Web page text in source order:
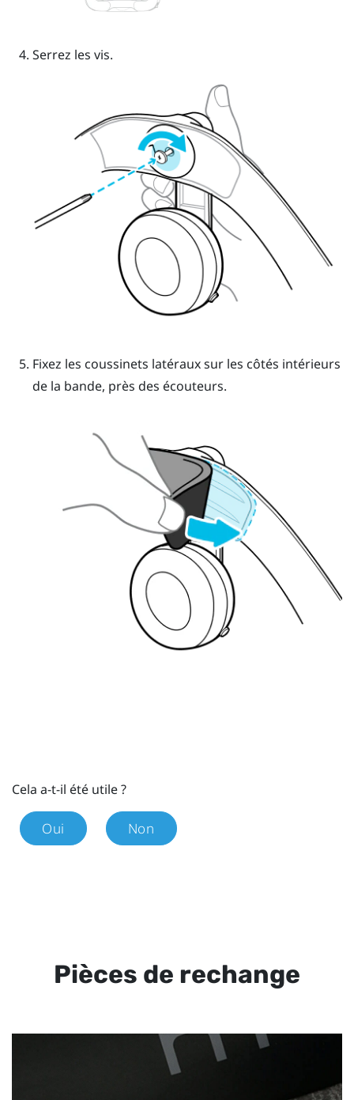
Serrez les vis.
Fixez les coussinets latéraux sur les côtés intérieurs
de la bande, près des écouteurs.
Cela a-t-il été utile ?
Oui Non
Pièces de rechange